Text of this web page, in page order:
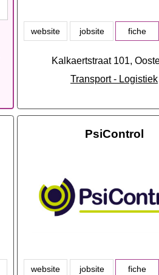
website jobsite fiche
Kalkaertstraat 101,
Transport - Logistiek
PsiControl
website jobsite fiche